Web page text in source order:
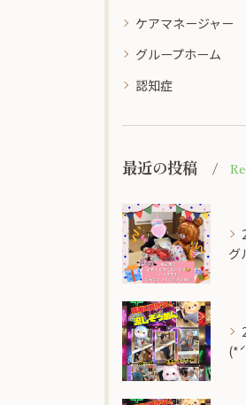
ケアマネージャー
グループホーム
認知症
最近の投稿